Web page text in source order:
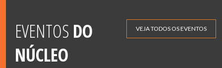
EVENTOS DO
NÚCLEO
VEJA TODOS OS EVENTOS